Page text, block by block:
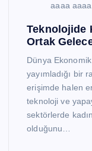
aaaa aaaa
Teknolojide
Ortak
Dünya
yayımladığı bir
erişimde halen
teknoloji ve
sektörlerde
olduğunu…